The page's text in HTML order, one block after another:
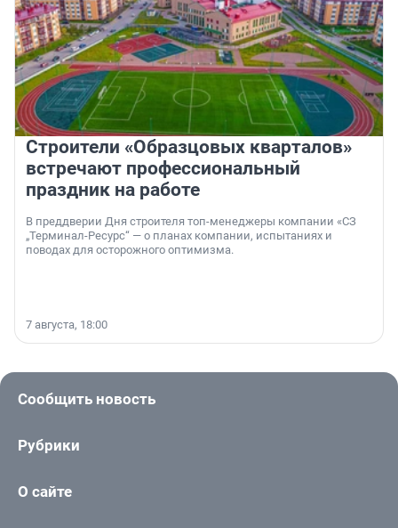
Строители «Образцовых кварталов»
встречают профессиональный
праздник на работе
В преддверии Дня строителя топ-менеджеры компании «СЗ
„Терминал-Ресурс“ — о планах компании, испытаниях и
поводах для осторожного оптимизма.
7 августа, 18:00
Сообщить новость
Рубрики
О сайте